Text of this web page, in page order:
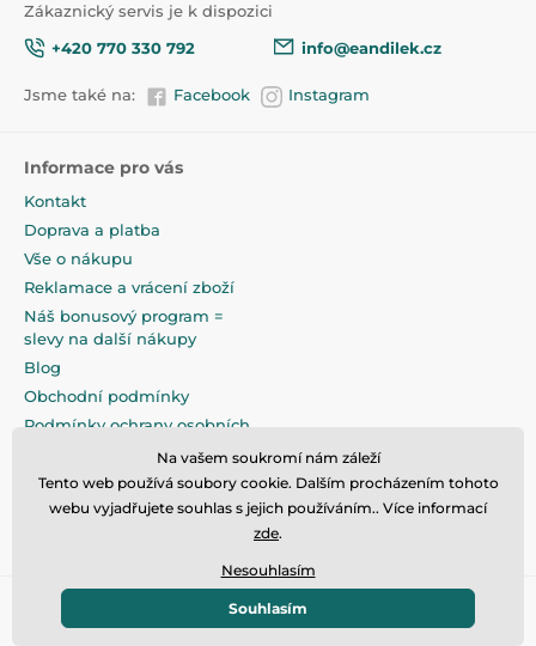
Zákaznický servis je k dispozici
+420 770 330 792
info@eandilek.cz
Jsme také na: Facebook Instagram
Informace pro vás
Kontakt
Doprava a platba
Vše o nákupu
Reklamace a vrácení zboží
Náš bonusový program =
slevy na další nákupy
Blog
Obchodní podmínky
Podmínky ochrany osobních
Na pečlivé zabalení klademe
maximální důraz
© 2026 www.eandilek.cz ⦁ E-shop vytvořila
Na vašem soukromí nám záleží
Tento web používá soubory cookie. Dalším procházením tohoto
webu vyjadřujete souhlas s jejich používáním.. Více informací
zde.
Nesouhlasím
Souhlasím